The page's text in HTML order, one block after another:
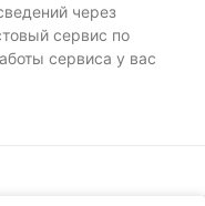
через
сервис по
сервиса у вас